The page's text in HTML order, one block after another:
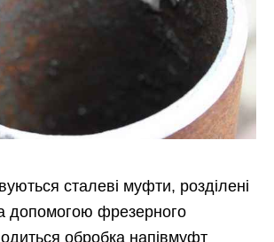
сталеві муфти, розділені
допомогою фрезерного
обробка напівмуфт